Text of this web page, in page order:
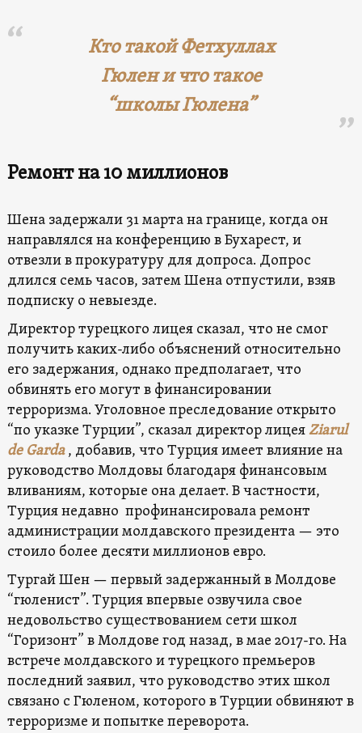
Кто такой Фетхуллах
Гюлен и что такое
“школы Гюлена”
Ремонт на 10 миллионов
Шена задержали 31 марта на границе, когда он
направлялся на конференцию в Бухарест, и
отвезли в прокуратуру для допроса. Допрос
длился семь часов, затем Шена отпустили, взяв
подписку о невыезде.
Директор турецкого лицея сказал, что не смог
получить каких-либо объяснений относительно
его задержания, однако предполагает, что
обвинять его могут в финансировании
терроризма. Уголовное преследование открыто
“по указке Турции”, сказал директор лицеяZiarul
de Garda , добавив, что Турция имеет влияние на
руководство Молдовы благодаря финансовым
вливаниям, которые она делает. В частности,
Турция недавно профинансировала ремонт
администрации молдавского президента — это
стоило более десяти миллионов евро.
Тургай Шен — первый задержанный в Молдове
“гюленист”. Турция впервые озвучила свое
недовольство существованием сети школ
“Горизонт” в Молдове год назад, в мае 2017-го. На
встрече молдавского и турецкого премьеров
последний заявил, что руководство этих школ
связано с Гюленом, которого в Турции обвиняют в
терроризме и попытке переворота.